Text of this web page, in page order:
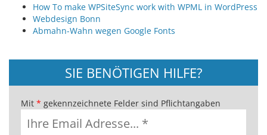
How To make WPSiteSync work with WPML in WordPress
Webdesign Bonn
Abmahn-Wahn wegen Google Fonts
SIE BENÖTIGEN HILFE?
Mit * gekennzeichnete Felder sind Pflichtangaben